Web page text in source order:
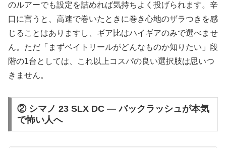
のルアーでも設定を詰めれば気持ちよく投げられます。辛
口に言うと、高速で巻いたときに巻き心地のザラつきを感
じることはありますし、ギア比はハイギアのみで選べませ
ん。ただ「まずベイトリールがどんなものか知りたい」段
階の1台としては、これ以上コスパの良い選択肢は思いつ
きません。
② シマノ 23 SLX DC — バックラッシュが本気
で怖い人へ